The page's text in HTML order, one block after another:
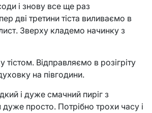
і знову все ще раз
дві третини тіста виливаємо в
Зверху кладемо начинку з
Відправляємо в розігріту
на півгодини.
і дуже смачний пиріг з
просто. Потрібно трохи часу і